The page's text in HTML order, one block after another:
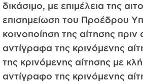
δικάσιμο, με επιμέλεια της
επισημείωση του Προέδρου
κοινοποίηση της αίτησης
αντίγραφα της κρινόμενης
της κρινόμενης αίτησης με
αντίγραφο της κρινόμενης